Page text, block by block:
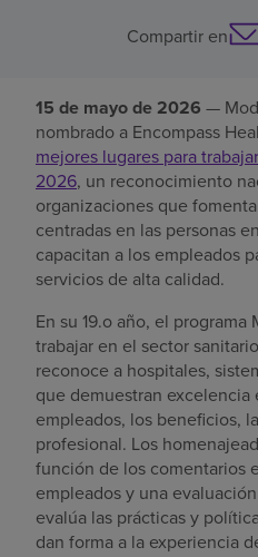
Inversores
Empleos
Pagar mi factura
Compartir en
15 de mayo de 2026 —
nombrado a Encompass
mejores lugares para
2026, un reconocimiento
organizaciones que
centradas en las personas
capacitan a los empleados
servicios de alta calidad.
En su 19.o año, el programa
trabajar en el sector
reconoce a hospitales,
que demuestran
empleados, los beneficios,
profesional. Los
función de los comentarios
empleados y una
evalúa las prácticas y
dan forma a la experiencia